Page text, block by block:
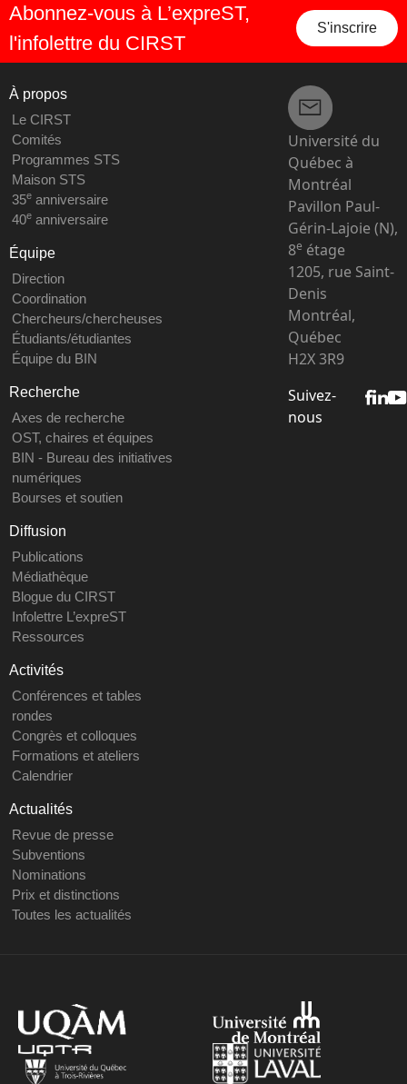
Abonnez-vous à L’expreST,
l'infolettre du CIRST
S'inscrire
À propos
Le CIRST
Comités
Programmes STS
Maison STS
35eanniversaire
40eanniversaire
Équipe
Direction
Coordination
Chercheurs/chercheuses
Étudiants/étudiantes
Équipe du BIN
Recherche
Axes de recherche
OST, chaires et équipes
BIN - Bureau des initiatives
numériques
Bourses et soutien
Diffusion
Publications
Médiathèque
Blogue du CIRST
Infolettre L’expreST
Ressources
Activités
Conférences et tables
rondes
Congrès et colloques
Formations et ateliers
Calendrier
Actualités
Revue de presse
Subventions
Nominations
Prix et distinctions
Toutes les actualités
Université du
Québec à
Montréal
Pavillon Paul-
Gérin-Lajoie (N),
8e étage
1205, rue Saint-
Denis
Montréal,
Québec
H2X 3R9
Suivez-
nous